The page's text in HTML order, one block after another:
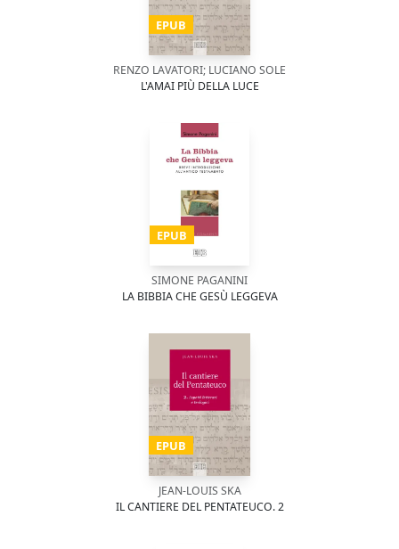
EPUB
RENZO LAVATORI; LUCIANO SOLE
L'AMAI PIÙ DELLA LUCE
EPUB
SIMONE PAGANINI
LA BIBBIA CHE GESÙ LEGGEVA
EPUB
JEAN-LOUIS SKA
IL CANTIERE DEL PENTATEUCO. 2